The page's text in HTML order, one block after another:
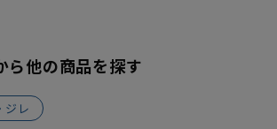
ら他の商品を探す
ジレ